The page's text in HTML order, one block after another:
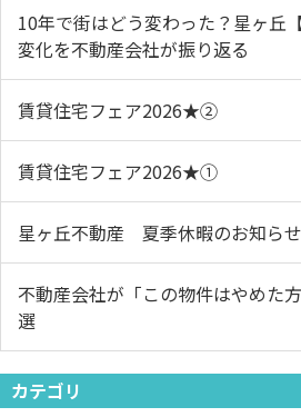
10年で街はどう変わった？星ヶ丘
変化を不動産会社が振り返る
賃貸住宅フェア2026★➁
賃貸住宅フェア2026★①
星ヶ丘不動産 夏季休暇のお知らせ
不動産会社が「この物件はやめた
選
カテゴリ